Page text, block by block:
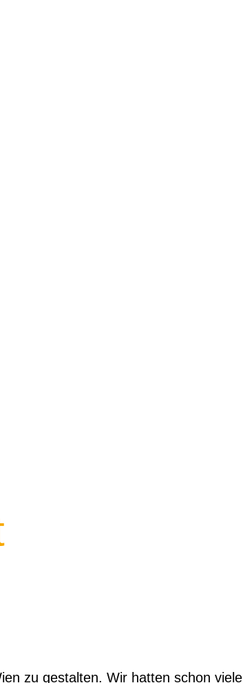
zu gestalten. Wir hatten schon viele